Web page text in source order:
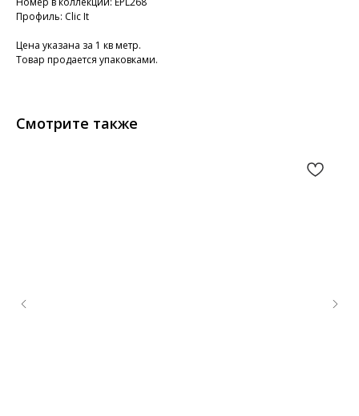
Профиль: Clic It
Цена указана за 1 кв метр.
Товар продается упаковками.
Смотрите также